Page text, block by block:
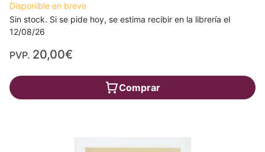
Disponible en breve
Sin stock. Si se pide hoy, se estima recibir en la librería el
12/08/26
PVP. 20,00€
Comprar